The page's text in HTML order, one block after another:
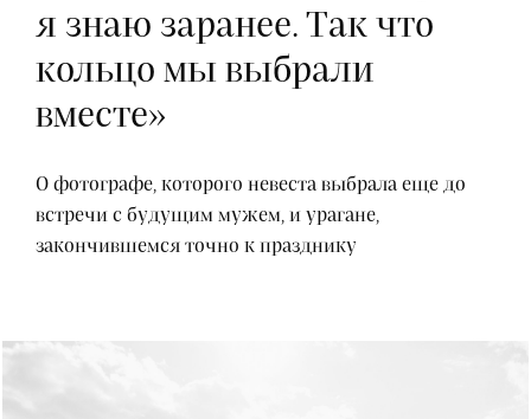
я знаю заранее. Так что
кольцо мы выбрали
вместе»
О фотографе, которого невеста выбрала еще до
встречи с будущим мужем, и урагане,
закончившемся точно к празднику